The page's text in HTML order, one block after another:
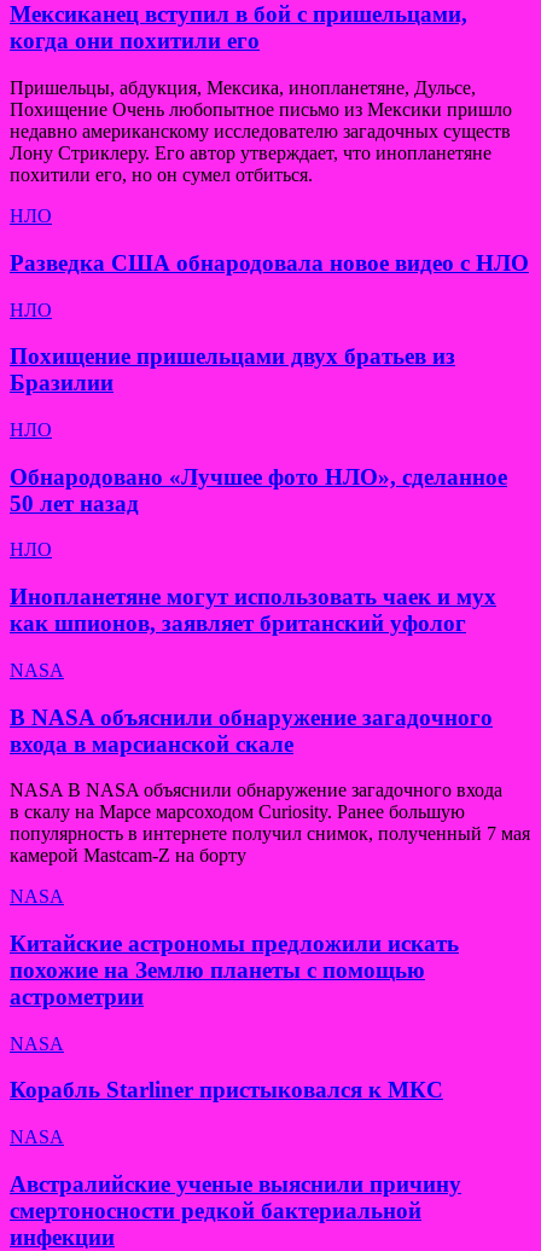
Мексиканец вступил в бой с пришельцами,
когда они похитили его
Пришельцы, абдукция, Мексика, инопланетяне, Дульсе,
Похищение Очень любопытное письмо из Мексики пришло
недавно американскому исследователю загадочных существ
Лону Стриклеру. Его автор утверждает, что инопланетяне
похитили его, но он сумел отбиться.
НЛО
Разведка США обнародовала новое видео с НЛО
НЛО
Похищение пришельцами двух братьев из
Бразилии
НЛО
Обнародовано «Лучшее фото НЛО», сделанное
50 лет назад
НЛО
Инопланетяне могут использовать чаек и мух
как шпионов, заявляет британский уфолог
NASA
В NASA объяснили обнаружение загадочного
входа в марсианской скале
NASA В NASA объяснили обнаружение загадочного входа
в скалу на Марсе марсоходом Curiosity. Ранее большую
популярность в интернете получил снимок, полученный 7 мая
камерой Mastcam-Z на борту
NASA
Китайские астрономы предложили искать
похожие на Землю планеты с помощью
астрометрии
NASA
Корабль Starliner пристыковался к МКС
NASA
Австралийские ученые выяснили причину
смертоносности редкой бактериальной
инфекции